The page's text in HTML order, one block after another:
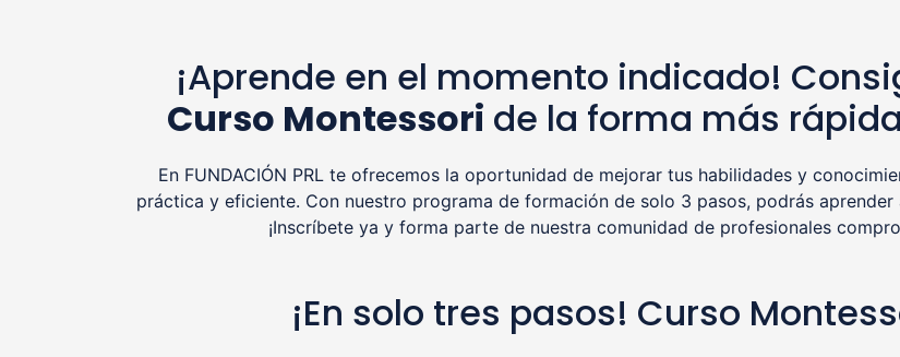
¡Aprende en el momento indicado!
Curso Montessori de la forma más
En FUNDACIÓN PRL te ofrecemos la oportunidad de mejorar tus habilidades y
práctica y eficiente. Con nuestro programa de formación de solo 3 pasos, podrás
¡Inscríbete ya y forma parte de nuestra comunidad de profesionales
¡En solo tres pasos! Curso